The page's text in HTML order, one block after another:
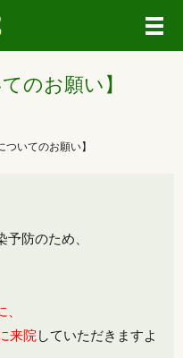
メ
のお願い】
ついてのお願い】
防のため、
来院していただきますよ